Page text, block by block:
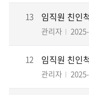
13
관리자
12 임직원 친인
관리자